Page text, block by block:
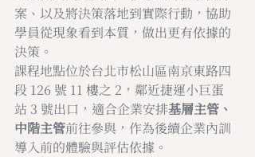
案、以及將決策落地到實際行動，協助
學員從現象看到本質，做出更有依據的
決策。
課程地點位於台北市松山區南京東路四
段 126 號 11 樓之 2，鄰近捷運小巨蛋
站 3 號出口，適合企業安排基層主管、
中階主管前往參與，作為後續企業內訓
導入前的體驗與評估依據。